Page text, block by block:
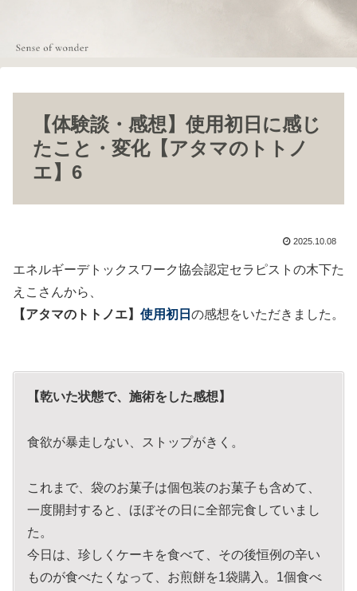
【体験談・感想】使用初日に感じ
たこと・変化【アタマのトトノ
エ】6
2025.10.08
エネルギーデトックスワーク協会認定セラピストの木下た
えこさんから、
【アタマのトトノエ】 使用初日 の感想をいただきました。
【乾いた状態で、施術をした感想】
食欲が暴走しない、ストップがきく。
これまで、袋のお菓子は個包装のお菓子も含めて、
一度開封すると、ほぼその日に全部完食していまし
た。
今日は、珍しくケーキを食べて、その後恒例の辛い
ものが食べたくなって、お煎餅を1袋購入。1個食べ